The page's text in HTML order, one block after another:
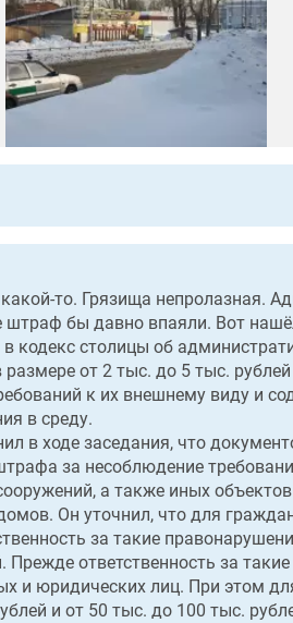
то. Грязища непролазная.
бы давно впаяли. Вот
кодекс столицы об
от 2 тыс. до 5 тыс.
к их внешнему виду и
в среду.
в ходе заседания, что
за несоблюдение
а также иных объектов
Он уточнил, что для
за такие
ответственность за такие
и юридических лиц. При этом
и от 50 тыс. до 100 тыс.